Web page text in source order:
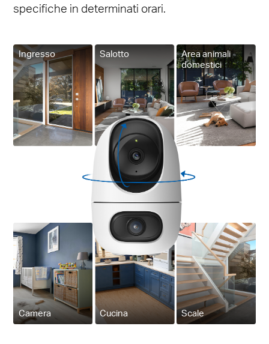
specifiche in determinati orari.
Ingresso Salotto
Area animali
domestici
Camera Cucina Scale